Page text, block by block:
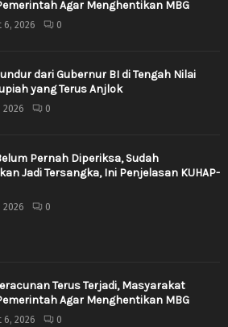
Agar Menghentikan MBG
6, 2026 0
dari Gubernur BI di Tengah Nilai
yang Terus Anjlok
2026 0
Pernah Diperiksa, Sudah
Jadi Tersangka, Ini Penjelasan KUHAP-
2026 0
Terus Terjadi, Masyarakat
Agar Menghentikan MBG
6, 2026 0